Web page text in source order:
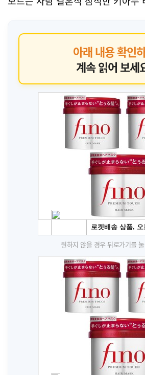
아래 내용 확인
계속 읽어 보세
원하지 않을 경우 뒤로가기를